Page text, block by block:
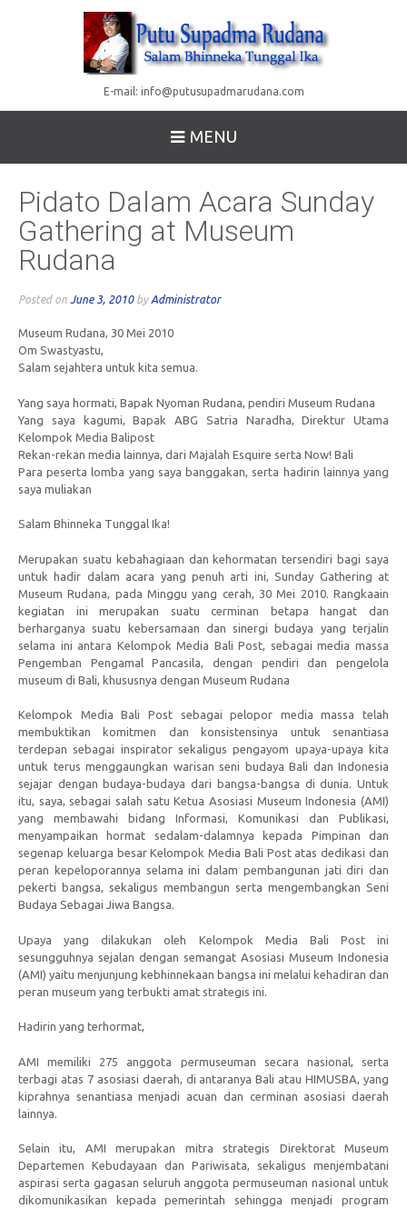
E-mail: info@putusupadmarudana.com
MENU
Pidato Dalam Acara Sunday
Gathering at Museum
Rudana
Posted on June 3, 2010by Administrator
Museum Rudana, 30 Mei 2010
Om Swastyastu,
Salam sejahtera untuk kita semua.
Yang saya hormati, Bapak Nyoman Rudana, pendiri Museum Rudana
Yang saya kagumi, Bapak ABG Satria Naradha, Direktur Utama
Kelompok Media Balipost
Rekan-rekan media lainnya, dari Majalah Esquire serta Now! Bali
Para peserta lomba yang saya banggakan, serta hadirin lainnya yang
saya muliakan
Salam Bhinneka Tunggal Ika!
Merupakan suatu kebahagiaan dan kehormatan tersendiri bagi saya
untuk hadir dalam acara yang penuh arti ini, Sunday Gathering at
Museum Rudana, pada Minggu yang cerah, 30 Mei 2010. Rangkaain
kegiatan ini merupakan suatu cerminan betapa hangat dan
berharganya suatu kebersamaan dan sinergi budaya yang terjalin
selama ini antara Kelompok Media Bali Post, sebagai media massa
Pengemban Pengamal Pancasila, dengan pendiri dan pengelola
museum di Bali, khususnya dengan Museum Rudana
Kelompok Media Bali Post sebagai pelopor media massa telah
membuktikan komitmen dan konsistensinya untuk senantiasa
terdepan sebagai inspirator sekaligus pengayom upaya-upaya kita
untuk terus menggaungkan warisan seni budaya Bali dan Indonesia
sejajar dengan budaya-budaya dari bangsa-bangsa di dunia. Untuk
itu, saya, sebagai salah satu Ketua Asosiasi Museum Indonesia (AMI)
yang membawahi bidang Informasi, Komunikasi dan Publikasi,
menyampaikan hormat sedalam-dalamnya kepada Pimpinan dan
segenap keluarga besar Kelompok Media Bali Post atas dedikasi dan
peran kepeloporannya selama ini dalam pembangunan jati diri dan
pekerti bangsa, sekaligus membangun serta mengembangkan Seni
Budaya Sebagai Jiwa Bangsa.
Upaya yang dilakukan oleh Kelompok Media Bali Post ini
sesungguhnya sejalan dengan semangat Asosiasi Museum Indonesia
(AMI) yaitu menjunjung kebhinnekaan bangsa ini melalui kehadiran dan
peran museum yang terbukti amat strategis ini.
Hadirin yang terhormat,
AMI memiliki 275 anggota permuseuman secara nasional, serta
terbagi atas 7 asosiasi daerah, di antaranya Bali atau HIMUSBA, yang
kiprahnya senantiasa menjadi acuan dan cerminan asosiasi daerah
lainnya.
Selain itu, AMI merupakan mitra strategis Direktorat Museum
Departemen Kebudayaan dan Pariwisata, sekaligus menjembatani
aspirasi serta gagasan seluruh anggota permuseuman nasional untuk
dikomunikasikan kepada pemerintah sehingga menjadi program